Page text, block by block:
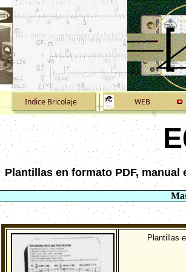
Indice Bricolaje WEB
Plantillas en formato PDF,
Plantillas